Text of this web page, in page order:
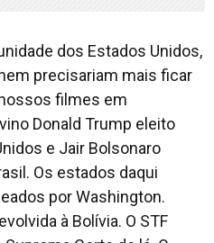
dos Estados Unidos,
precisariam mais ficar
filmes em
Donald Trump eleito
e Jair Bolsonaro
Os estados daqui
por Washington.
à Bolívia. O STF